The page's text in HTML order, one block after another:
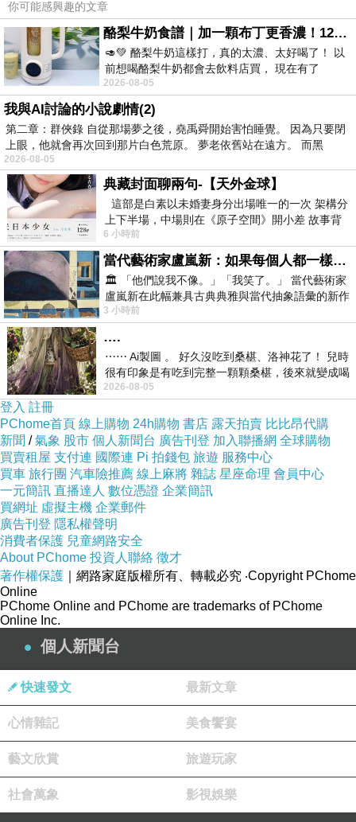
.
.
裝瓶(使用原來倒下去的酒瓶)
.
.
白色的伏特加變成金黃色的伏特加梅酒。
贈送親朋好友也很適合。
你可能感興趣的文章
酪梨牛奶食譜｜加一顆布丁更香濃！120秒完成飲料店級酪梨奶昔｜imami 旗艦豆漿機
🥑💚 酪梨牛奶這樣打，真的太濃、太好喝了！ 以
前想喝酪梨牛奶都會去飲料店買， 現在有了
imami 健康煮藝｜旗艦破壁智慧養生豆漿機，
2026-08-05
我與AI討論的小說劇情(2)
第二章：群俠錄 自從那場夢之後，堯禹舜開始害怕睡覺。 因為只要閉
上眼，他就會再次回到那片白色荒原。 夢老依舊站在遠方。 而黑
2026-08-05
典藏封面聊兩句-【天外金球】
這部是白素以未婚妻身分出場唯一的一次 架構分
上下半場，中場則在《原子空間》開小差 故事背
景影射西藏境外流亡 地下組織
6 小時前
當代藝術家盧嵐新：如果每個人都一樣，這世界該有多無聊？
🏛️ 「他們說我不像。」「我笑了。」 當代藝術家
盧嵐新在此幅兼具古典典雅與當代抽象語彙的新作
中，以沈靜的藍色空間為背景，描繪了
3 小時前
….
⋯⋯ Ai製圖 。 好久沒吃到桑椹、洛神花了！ 兒時
很有印象是有吃到完整一顆顆桑椹，後來就變成喝
桑椹汁。 現在是連喝都沒喝
2026-08-05
登入 註冊
PChome首頁 線上購物 24h購物 書店 露天拍賣 比比昂代購
新聞 /氣象 股市 個人新聞台 廣告刊登 加入聯播網 全球購物
買賣租屋 支付連 國際連 Pi 拍錢包 旅遊 服務中心
買車 旅行團 汽車險推薦 線上麻將 雜誌 星座命理 會員中心
一元簡訊 直播達人 數位憑證 企業簡訊
買網址 虛擬主機 企業郵件
廣告刊登 隱私權聲明
消費者保護 兒童網路安全
About PChome 投資人聯絡 徵才
著作權保護 ｜網路家庭版權所有、轉載必究 ‧Copyright PChome
Online
PChome Online and PChome are trademarks of PChome
Online Inc.
個人新聞台
快速發文 最新文章
心情雜記 美食饗宴
藝文欣賞 旅遊玩家
社會萬象 影視娛樂